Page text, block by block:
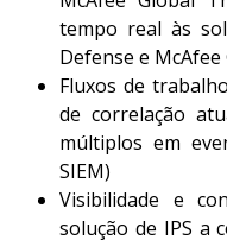
tempo real às
Defense e
Fluxos de
de correlação
múltiplos em
SIEM)
Visibilidade e
solução de IPS a